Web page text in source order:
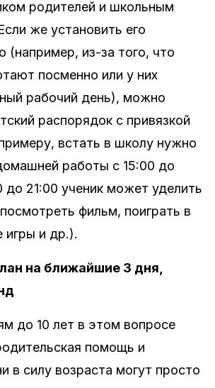
родителей и школьным
же установить его
(например, из-за того, что
посменно или у них
рабочий день), можно
распорядок с привязкой
встать в школу нужно
работы с 15:00 до
до 21:00 ученик может уделить
фильм, поиграть в
игры и др.).
на ближайшие 3 дня,
до 10 лет в этом вопросе
помощь и
в силу возраста могут просто